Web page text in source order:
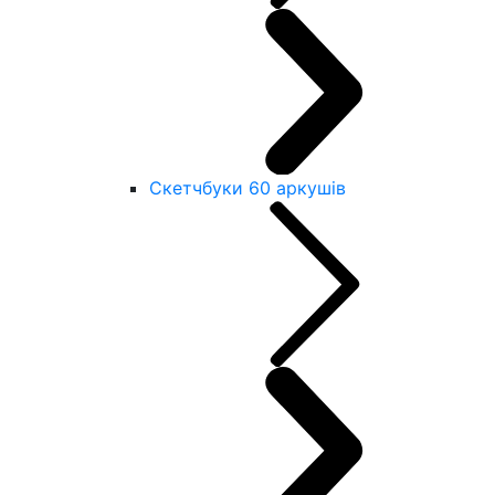
Скетчбуки 60 аркушів